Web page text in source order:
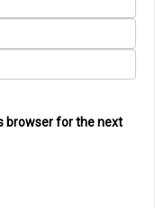
browser for the next